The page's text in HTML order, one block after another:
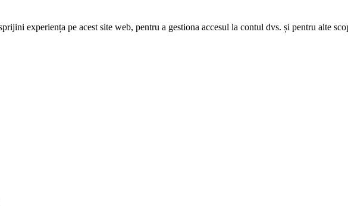
experiența pe acest site web, pentru a gestiona accesul la contul dvs. și pentru alte